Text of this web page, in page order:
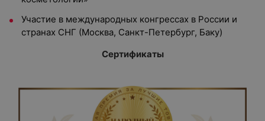
Участие в международных конгрессах в России и
странах СНГ (Москва, Санкт-Петербург, Баку)
Сертификаты